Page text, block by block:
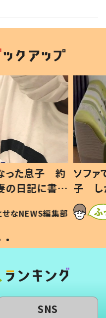
った息子 約
の日記に書い
せなNEWS編集部
ソファ
子 し
すべ
いから
SNS